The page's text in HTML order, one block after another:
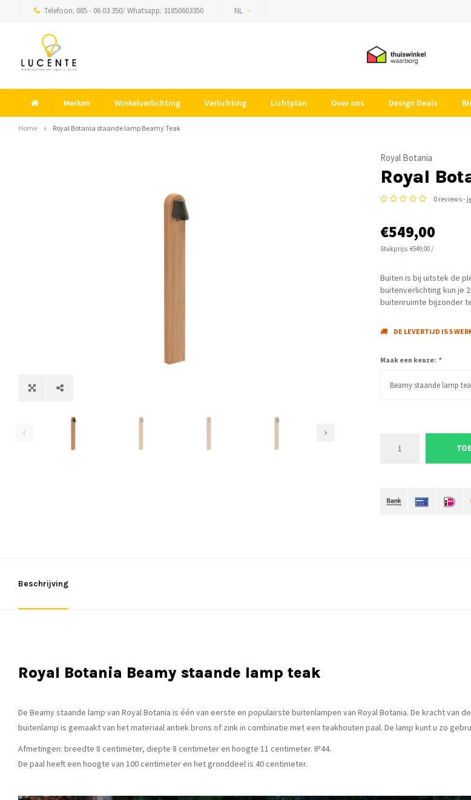
Telefoon: 085 - 06 03 350/ Whatsapp: 31850603350 NL
Merken Winkelverlichting Verlichting Lichtplan Over ons Design Deals
Home Royal Botania staande lamp Beamy Teak
Royal Botania
Royal
0 reviews -
€549,00
Stukprijs: €549,00 /
Buiten is bij uitstek de
buitenverlichting kun je
buitenruimte bijzonder
DE LEVERTIJD IS 5
Maak een keuze: *
Beamy staande lamp
Beschrijving
Royal Botania Beamy staande lamp teak
De Beamy staande lamp van Royal Botania is één van eerste en populairste buitenlampen van Royal Botania. De kracht
buitenlamp is gemaakt van het materiaal antiek brons of zink in combinatie met een teakhouten paal. De lamp kunt u zo
Afmetingen: breedte 8 centimeter, diepte 8 centimeter en hoogte 11 centimeter. IP44.
De paal heeft een hoogte van 100 centimeter en het gronddeel is 40 centimeter.